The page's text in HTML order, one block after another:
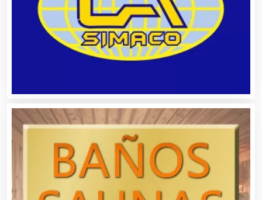
Alta Costura
Aluminio
Análisis Clínicos
Análisis de Aguas